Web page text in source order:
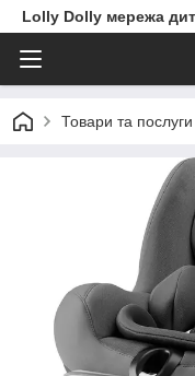
Lolly Dolly мережа
Товари та послуги